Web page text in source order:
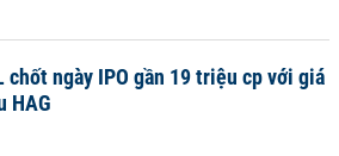
chốt ngày IPO gần 19 triệu cp với giá
HAG